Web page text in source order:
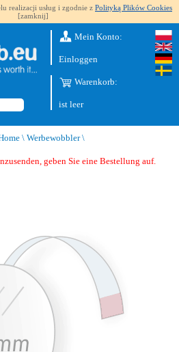
realizacji usług i zgodnie z Polityką Plików Cookies
[zamknij]
Mein Konto:
Einloggen
Warenkorb:
ist leer
\ Werbewobbler\
geben Sie eine Bestellung auf.